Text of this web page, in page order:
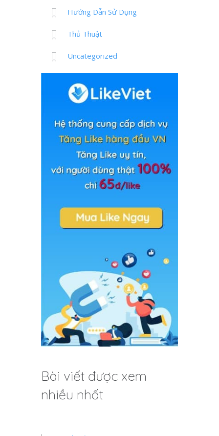
Hướng Dẫn Sử Dụng
Thủ Thuật
Uncategorized
Bài viết được xem
nhiều nhất